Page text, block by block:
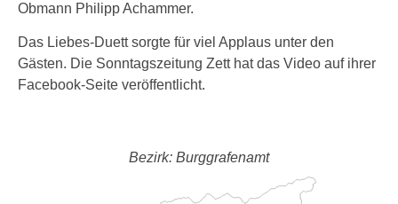
Obmann Philipp Achammer.
Das Liebes-Duett sorgte für viel Applaus unter den
Gästen. Die Sonntagszeitung Zett hat das Video auf ihrer
Facebook-Seite veröffentlicht.
Bezirk: Burggrafenamt